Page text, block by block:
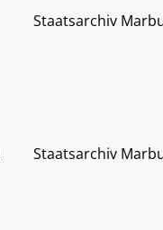
Staatsarchiv
Staatsarchiv